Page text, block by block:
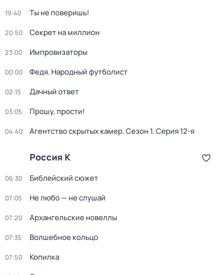
19:40 Ты не поверишь!
20:50 Секрет на миллион
23:00 Импровизаторы
00:00 Федя. Народный футболист
02:15 Дачный ответ
03:05 Прошу, прости!
04:40 Агентство скрытых камер. Сезон 1. Серия 12-я
Россия К
06:30 Библейский сюжет
07:05 Не любо — не слушай
07:20 Архангельские новеллы
07:35 Волшебное кольцо
07:50 Копилка